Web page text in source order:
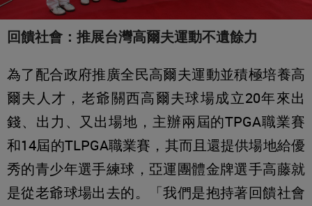
回饋社會：推展台灣高爾夫運動不遺餘力
為了配合政府推廣全民高爾夫運動並積極培養高
爾夫人才，老爺關西高爾夫球場成立20年來出
錢、出力、又出場地，主辦兩屆的TPGA職業賽
和14屆的TLPGA職業賽，其而且還提供場地給優
秀的青少年選手練球，亞運團體金牌選手高藤就
是從老爺球場出去的。「我們是抱持著回饋社會